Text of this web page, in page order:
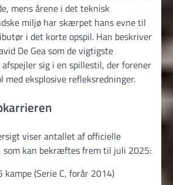
mens årene i det teknisk
miljø har skærpet hans evne til
i det korte opspil. Han beskriver
De Gea som de vigtigste
sig i en spillestil, der forener
eksplosive refleksredninger.
viser antallet af officielle
som kan bekræftes frem til juli 2025:
kampe (Serie C, forår 2014)